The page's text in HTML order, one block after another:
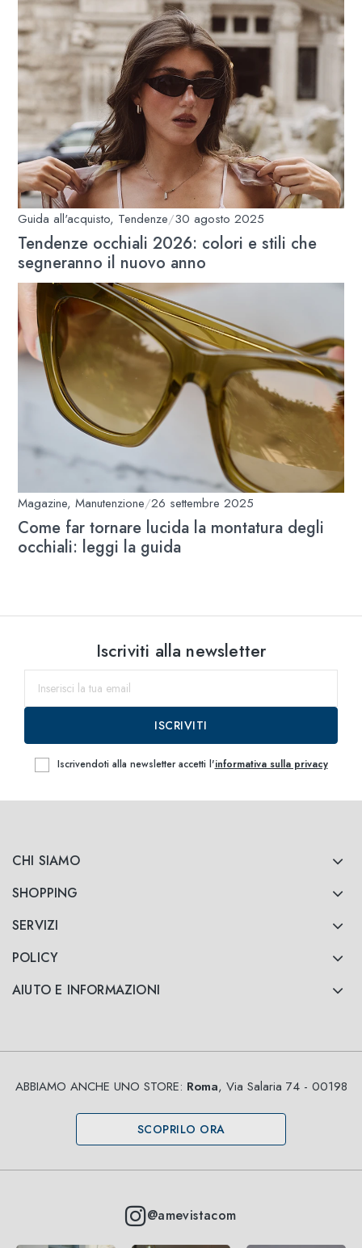
Guida all'acquisto, Tendenze/30 agosto 2025
Tendenze occhiali 2026: colori e stili che
segneranno il nuovo anno
Magazine,Manutenzione/26 settembre 2025
Come far tornare lucida la montatura degli
occhiali: leggi la guida
CHI SIAMO
SHOPPING
SERVIZI
POLICY
AIUTO E INFORMAZIONI
@amevistacom
ABBIAMO ANCHE UNO STORE: Roma, Via Salaria 74 - 00198
SCOPRILO ORA
Iscriviti alla newsletter
ISCRIVITI
Iscrivendoti alla newsletter accetti l'informativa sulla privacy